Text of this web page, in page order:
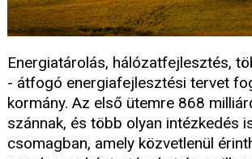
Energiatárolás, hálózatfejlesztés,
- átfogó energiafejlesztési tervet
kormány. Az első ütemre 868
szánnak, és több olyan intézkedés
csomagban, amely közvetlenül